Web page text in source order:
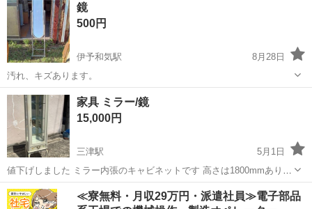
鏡
500円
伊予和気駅
8月28日
汚れ、キズあります。
愛媛 松山市 伊予和気駅
家具 ミラー/鏡
15,000円
三津駅
5月1日
値下げしました ミラー内張のキャビネットです 高さは1800mmありま
す 大人1人で運べますが、複数で引取りに来る方が安心です ライト内
蔵していますが点灯しません ランプの交換をしてお使いください 値段
愛媛 松山市 三津駅 ミラー/鏡 ミラー
≪寮無料・月収29万円・派遣社員≫電子部品